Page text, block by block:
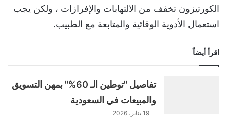
الكورتيزون تخفف من الالتهابات والإفرازات ، ولكن يجب
استعمال الأدوية الوقائية والمتابعة مع الطبيب.
اقرأ أيضاً
تفاصيل "توطين الـ 60%" بمهن التسويق
والمبيعات في السعودية
19 يناير، 2026